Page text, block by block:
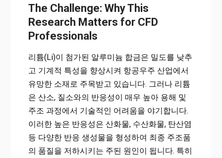
The Challenge: Why This
Research Matters for CFD
Professionals
리튬(Li)이 첨가된 알루미늄 합금은 밀도를 낮추
고 기계적 특성을 향상시켜 항공우주 산업에서
유망한 소재로 주목받고 있습니다. 그러나 리튬
은 산소, 질소와의 반응성이 매우 높아 용해 및
주조 과정에서 기술적인 어려움을 야기합니다.
이러한 높은 반응성은 산화물, 수산화물, 탄산염
등 다양한 반응 생성물을 형성하여 최종 주조품
의 품질을 저하시키는 주된 원인이 됩니다. 특히